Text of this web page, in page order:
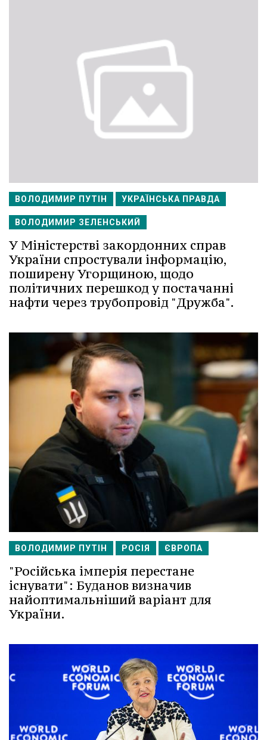
ВОЛОДИМИР ПУТІН УКРАЇНСЬКА ПРАВДА
ВОЛОДИМИР ЗЕЛЕНСЬКИЙ
У Міністерстві закордонних справ
України спростували інформацію,
поширену Угорщиною, щодо
політичних перешкод у постачанні
нафти через трубопровід "Дружба".
ВОЛОДИМИР ПУТІН РОСІЯ ЄВРОПА
"Російська імперія перестане
існувати": Буданов визначив
найоптимальніший варіант для
України.